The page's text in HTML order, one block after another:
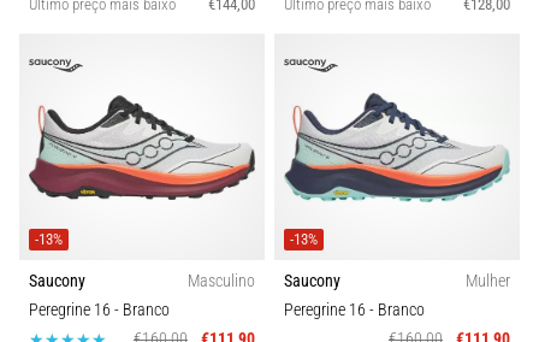
de
também
como
síndrome
do
trato
(STIT),
um
problema
Último preço mais baixo €144,00 Último preço mais baixo €128,00
-13%
Saucony
Masculino
Peregrine 16 - Branco
-13%
Saucony
Mulher
Peregrine 16 - Branco